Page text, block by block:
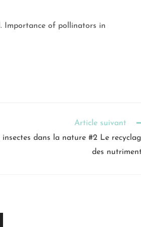
Importance of pollinators in
Article suivant
insectes dans la nature #2 Le
des